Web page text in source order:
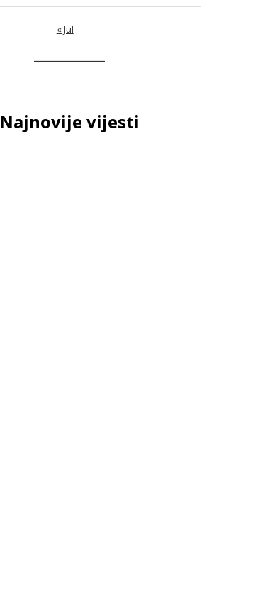
« Jul
Najnovije vijesti